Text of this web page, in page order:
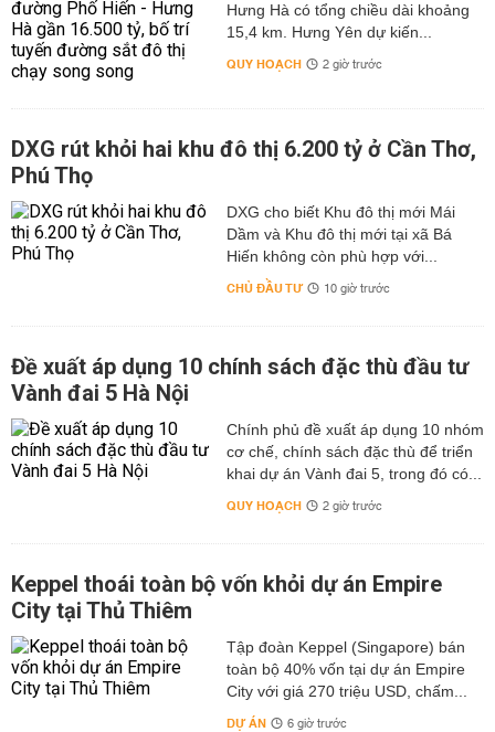
Hưng Hà có tổng chiều dài khoảng
15,4 km. Hưng Yên dự kiến...
QUY HOẠCH 2 giờ trước
DXG rút khỏi hai khu đô thị 6.200 tỷ ở Cần Thơ,
Phú Thọ
DXG cho biết Khu đô thị mới Mái
Dầm và Khu đô thị mới tại xã Bá
Hiến không còn phù hợp với...
CHỦ ĐẦU TƯ 10 giờ trước
Đề xuất áp dụng 10 chính sách đặc thù đầu tư
Vành đai 5 Hà Nội
Chính phủ đề xuất áp dụng 10 nhóm
cơ chế, chính sách đặc thù để triển
khai dự án Vành đai 5, trong đó có...
QUY HOẠCH 2 giờ trước
Keppel thoái toàn bộ vốn khỏi dự án Empire
City tại Thủ Thiêm
Tập đoàn Keppel (Singapore) bán
toàn bộ 40% vốn tại dự án Empire
City với giá 270 triệu USD, chấm...
DỰ ÁN 6 giờ trước